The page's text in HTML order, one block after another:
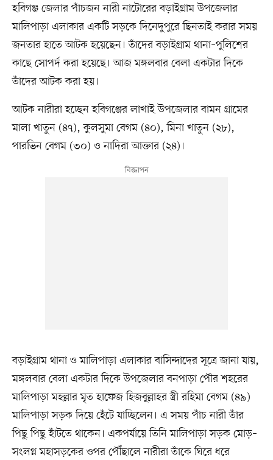
হবিগঞ্জ জেলার পাঁচজন নারী নাটোরের বড়াইগ্রাম উপজেলার
মালিপাড়া এলাকার একটি সড়কে দিনেদুপুরে ছিনতাই করার সময়
জনতার হাতে আটক হয়েছেন। তাঁদের বড়াইগ্রাম থানা–পুলিশের
কাছে সোপর্দ করা হয়েছে। আজ মঙ্গলবার বেলা একটার দিকে
তাঁদের আটক করা হয়।
আটক নারীরা হচ্ছেন হবিগঞ্জের লাখাই উপজেলার বামন গ্রামের
মালা খাতুন (৪৭), কুলসুমা বেগম (৪০), মিনা খাতুন (২৮),
পারভিন বেগম (৩০) ও নাদিরা আক্তার (২৪)।
বড়াইগ্রাম থানা ও মালিপাড়া এলাকার বাসিন্দাদের সূত্রে জানা যায়,
মঙ্গলবার বেলা একটার দিকে উপজেলার বনপাড়া পৌর শহরের
মালিপাড়া মহল্লার মৃত হাফেজ হিজবুল্লাহর স্ত্রী রহিমা বেগম (৪৯)
মালিপাড়া সড়ক দিয়ে হেঁটে যাচ্ছিলেন। এ সময় পাঁচ নারী তাঁর
পিছু পিছু হাঁটতে থাকেন। একপর্যায়ে তিনি মালিপাড়া সড়ক মোড়–
সংলগ্ন মহাসড়কের ওপর পৌঁছালে নারীরা তাঁকে ঘিরে ধরে